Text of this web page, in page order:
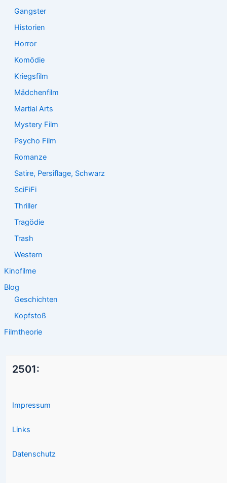
Gangster
Historien
Horror
Komödie
Kriegsfilm
Mädchenfilm
Martial Arts
Mystery Film
Psycho Film
Romanze
Satire, Persiflage, Schwarz
SciFiFi
Thriller
Tragödie
Trash
Western
Kinofilme
Blog
Geschichten
Kopfstoß
Filmtheorie
2501:
Impressum
Links
Datenschutz